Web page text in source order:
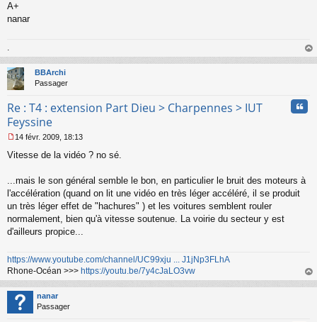
o
n
A+
nanar
au
BBArchi
Passager
Re : T4 : extension Part Dieu > Charpennes > IUT
Feyssine
e
s
g
e
n
o
u
14 févr. 2009, 18:13
Vitesse de la vidéo ? no sé.
...mais le son général semble le bon, en particulier le bruit des moteurs à
l'accélération (quand on lit une vidéo en très léger accéléré, il se produit
un très léger effet de "hachures" ) et les voitures semblent rouler
normalement, bien qu'à vitesse soutenue. La voirie du secteur y est
d'ailleurs propice...
https://www.youtube.com/channel/UC99xju ... J1jNp3FLhA
Rhone-Océan >>> https://youtu.be/7y4cJaLO3vw
au
nanar
Passager